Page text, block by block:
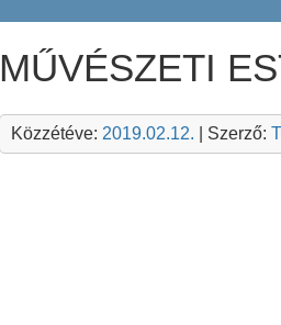
MŰVÉSZETI
Közzétéve: 2019.02.12. | Szerző: